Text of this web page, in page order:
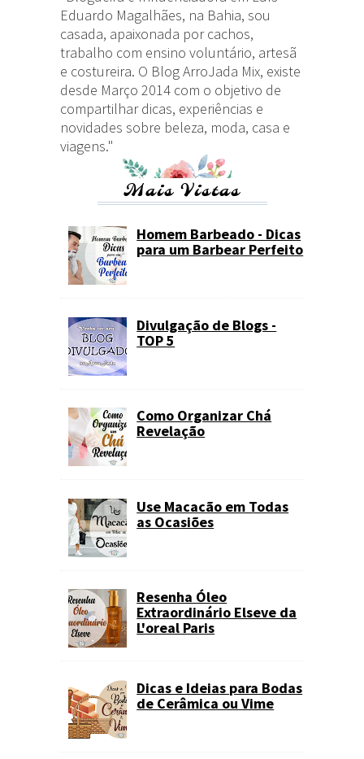
Eduardo Magalhães, na Bahia, sou
casada, apaixonada por cachos,
trabalho com ensino voluntário, artesã
e costureira. O Blog ArroJada Mix, existe
desde Março 2014 com o objetivo de
compartilhar dicas, experiências e
novidades sobre beleza, moda, casa e
viagens."
Mais Vistas
Homem Barbeado - Dicas
para um Barbear Perfeito
Divulgação de Blogs -
TOP 5
Como Organizar Chá
Revelação
Use Macacão em Todas
as Ocasiões
Resenha Óleo
Extraordinário Elseve da
L'oreal Paris
Dicas e Ideias para Bodas
de Cerâmica ou Vime